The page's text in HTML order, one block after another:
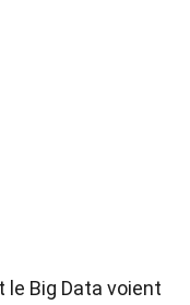
Big Data voient